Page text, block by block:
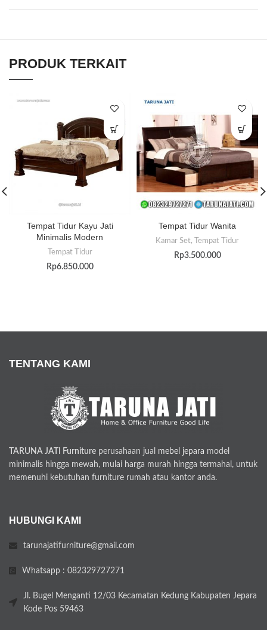
PRODUK TERKAIT
Tempat Tidur Kayu Jati
Minimalis Modern
Tempat Tidur
Rp6.850.000
Tempat Tidur Wanita
Kamar Set, Tempat Tidur
Rp3.500.000
TENTANG KAMI
TARUNA JATI Furniture perusahaan jual mebel jepara model
minimalis hingga mewah, mulai harga murah hingga termahal, untuk
memenuhi kebutuhan furniture rumah atau kantor anda.
HUBUNGI KAMI
tarunajatifurniture@gmail.com
Whatsapp : 082329727271
Jl. Bugel Menganti 12/03 Kecamatan Kedung Kabupaten Jepara
Kode Pos 59463